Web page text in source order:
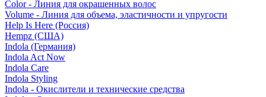
Color - Линия для окрашенных волос
Volume - Линия для объема, эластичности и упругости
Help Is Here (Россия)
Hempz (США)
Indola (Германия)
Indola Act Now
Indola Care
Indola Styling
Indola - Окислители и технические средства